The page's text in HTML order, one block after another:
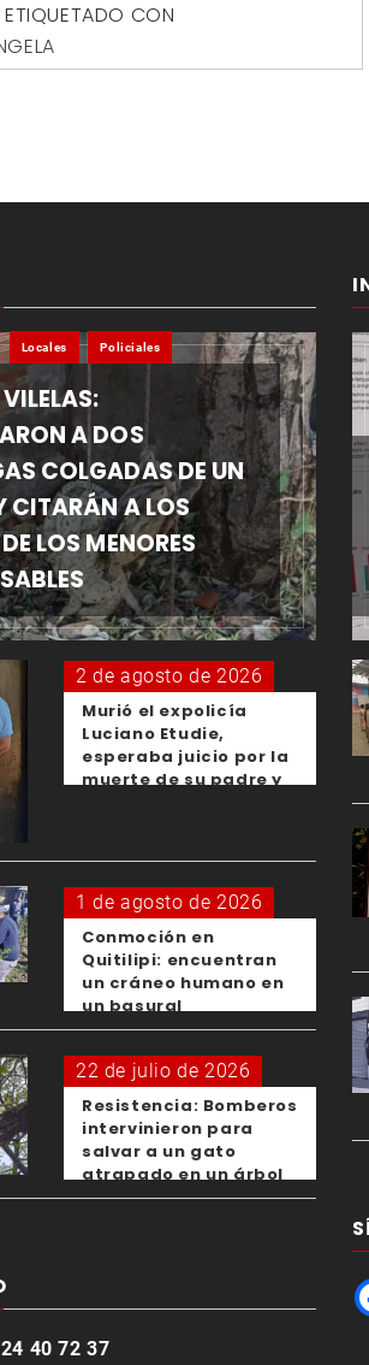
ETIQUETADO CON
Locales Policiales
A DOS
COLGADAS DE UN
CITARÁN A LOS
LOS MENORES
2 de agosto de 2026
Murió el expolicía
Luciano Etudie,
esperaba juicio por la
muerte de su padre y
1 de agosto de 2026
Conmoción en
Quitilipi: encuentran
un cráneo humano en
un basural
22 de julio de 2026
Resistencia: Bomberos
intervinieron para
salvar a un gato
atrapado en un árbol
40 72 37